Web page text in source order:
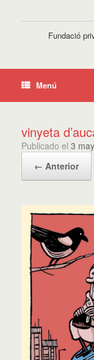
Fundació
Menú
vinyeta
Publicado el 3
← Anterior